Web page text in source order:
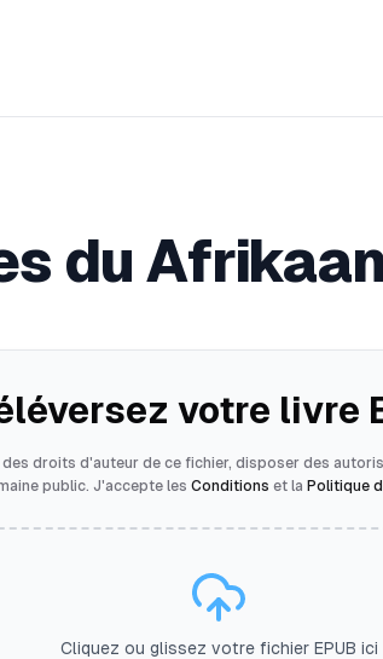
du
votre livre
droits d'auteur de ce fichier, disposer des
public. J'accepte les Conditions et la Politique
Cliquez ou glissez votre fichier EPUB ici